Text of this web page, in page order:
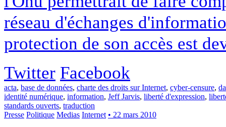
réseau d'échanges
protection de son accès est
Twitter Facebook
acta, base de données, charte des droits sur Internet, cyber-censure,
identité numérique, information, Jeff Jarvis, liberté d'expression,
standards ouverts, traduction
Presse Politique Medias Internet • 22 mars 2010